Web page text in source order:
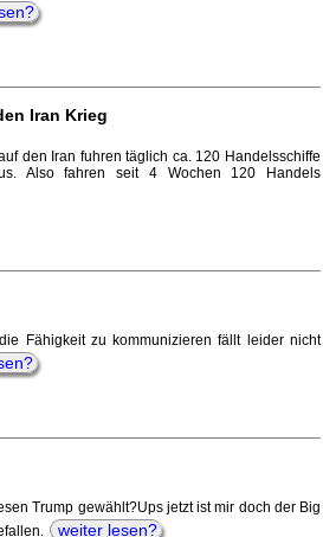
Iran Krieg
den Iran fuhren täglich ca. 120 Handelsschiffe
Also fahren seit 4 Wochen 120 Handels
Fähigkeit zu kommunizieren fällt leider nicht
Trump gewählt?Ups jetzt ist mir doch der Big
weiter lesen?